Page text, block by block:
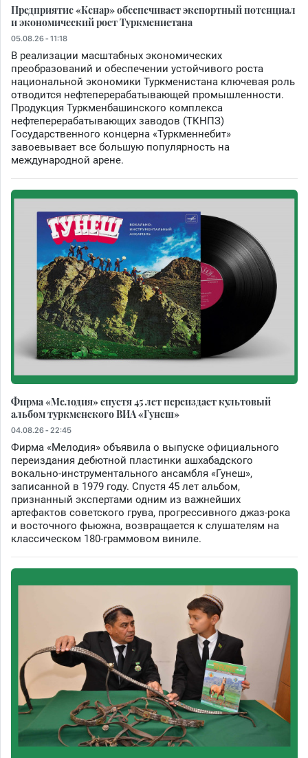
Предприятие «Кенар» обеспечивает экспортный потенциал
и экономический рост Туркменистана
05.08.26 - 11:18
В реализации масштабных экономических
преобразований и обеспечении устойчивого роста
национальной экономики Туркменистана ключевая роль
отводится нефтеперерабатывающей промышленности.
Продукция Туркменбашинского комплекса
нефтеперерабатывающих заводов (ТКНПЗ)
Государственного концерна «Туркменнебит»
завоевывает все большую популярность на
международной арене.
Фирма «Мелодия» спустя 45 лет переиздаст культовый
альбом туркменского ВИА «Гунеш»
04.08.26 - 22:45
Фирма «Мелодия» объявила о выпуске официального
переиздания дебютной пластинки ашхабадского
вокально-инструментального ансамбля «Гунеш»,
записанной в 1979 году. Спустя 45 лет альбом,
признанный экспертами одним из важнейших
артефактов советского грува, прогрессивного джаз-рока
и восточного фьюжна, возвращается к слушателям на
классическом 180-граммовом виниле.